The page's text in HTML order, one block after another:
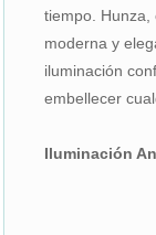
tiempo.
moderna y
iluminación
embellecer
Iluminación